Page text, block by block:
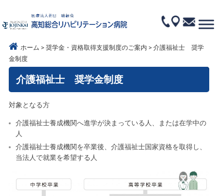
ホーム 奨学金・資格取得支援制度のご案内
介護福祉士 奨学
金制度
介護福祉士 奨学金制度
対象となる方
介護福祉士養成機関へ進学が決まっている人、または在学中の
人
介護福祉士養成機関を卒業後、介護福祉士国家資格を取得し、
当法人で就業を希望する人